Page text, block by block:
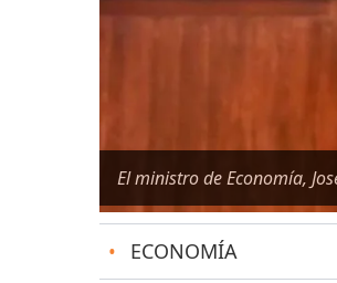
El ministro de Economía,
• ECONOMÍA